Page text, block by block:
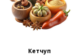
Кетчуп